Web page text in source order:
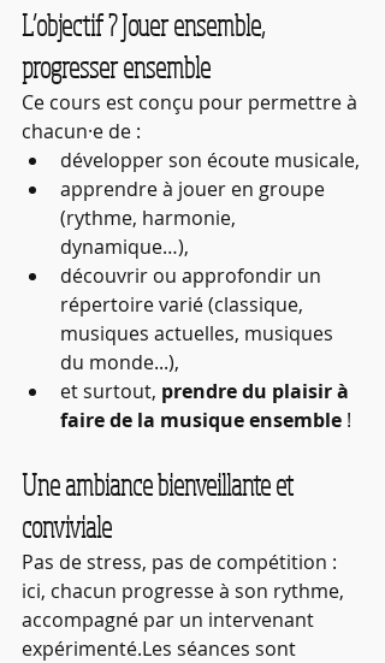
L’objectif ? Jouer ensemble,
progresser ensemble
Ce cours est conçu pour permettre à
chacun·e de :
développer son écoute musicale,
apprendre à jouer en groupe
(rythme, harmonie,
dynamique…),
découvrir ou approfondir un
répertoire varié (classique,
musiques actuelles, musiques
du monde...),
et surtout, prendre du plaisir à
faire de la musique ensemble !
Une ambiance bienveillante et
conviviale
Pas de stress, pas de compétition :
ici, chacun progresse à son rythme,
accompagné par un intervenant
expérimenté.Les séances sont